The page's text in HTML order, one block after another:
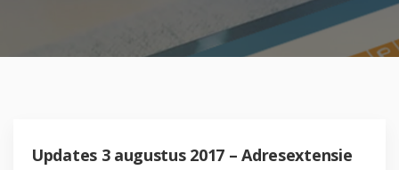
Updates 3 augustus 2017 – Adresextensie